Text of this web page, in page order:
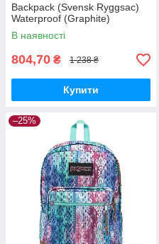
Backpack (Svensk Ryggsac)
Waterproof (Graphite)
В наявності
804,70 ₴ 1 238 ₴
Купити
–25%